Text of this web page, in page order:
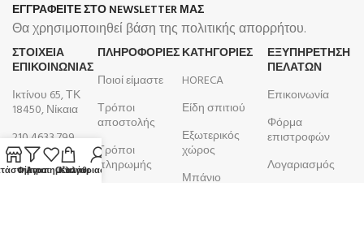
ΕΓΓΡΑΦΕΙΤΕ ΣΤΟ NEWSLETTER ΜΑΣ
Θα χρησιμοποιηθεί βάση της πολιτικής απορρήτου.
ΣΤΟΙΧΕΙΑ
ΕΠΙΚΟΙΝΩΝΙΑΣ
Ικτίνου 65, ΤΚ
18450, Νίκαια
210 4633 799
Δευτέρα -
Παρασκευή
ΠΛΗΡΟΦΟΡΊΕΣ
Ποιοί είμαστε
Τρόποι
αποστολής
Τρόποι
πληρωμής
ΚΑΤΗΓΟΡΙΕΣ
HORECA
Είδη σπιτιού
Εξωτερικός
χώρος
Μπάνιο
ΕΞΥΠΗΡΕΤΗΣΗ
ΠΕΛΑΤΩΝ
Επικοινωνία
Φόρμα
επιστροφών
Λογαριασμός
Φίλτρα
ΑγαπημέναΚαλάθι
Ο λογαριασμός μου